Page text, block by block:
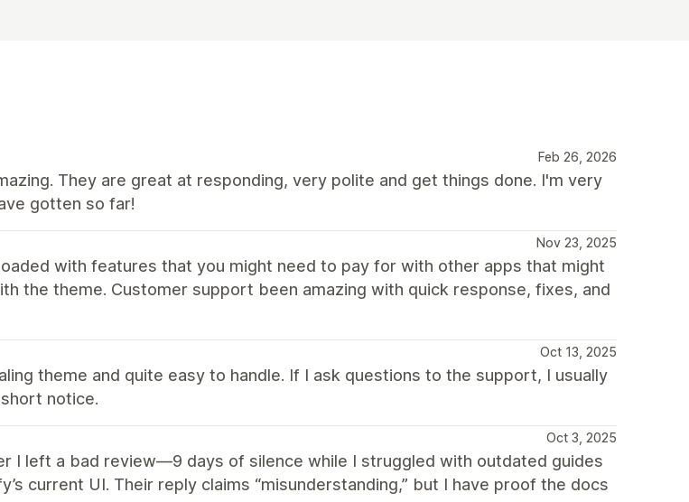
Feb 26, 2026
They are great at responding, very polite and get things done. I'm very
gotten so far!
Nov 23, 2025
with features that you might need to pay for with other apps that might
the theme. Customer support been amazing with quick response, fixes, and
Oct 13, 2025
theme and quite easy to handle. If I ask questions to the support, I usually
notice.
Oct 3, 2025
I left a bad review—9 days of silence while I struggled with outdated guides
current UI. Their reply claims “misunderstanding,” but I have proof the docs